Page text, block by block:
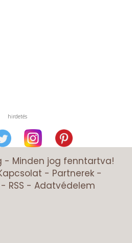
hirdetés
- Minden jog fenntartva!
- Partnerek-
- RSS - Adatvédelem